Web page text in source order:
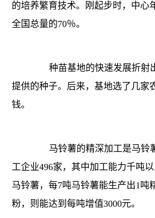
的培养繁育技术。刚起步时，中心
全国总量的70％。
种苗基地的快速发展折射
提供的种子。后来，基地选了几家
钱。
马铃薯的精深加工是马铃
工企业496家，其中加工能力千吨
马铃薯，每7吨马铃薯能生产出1吨
粉，则能达到每吨增值3000元。